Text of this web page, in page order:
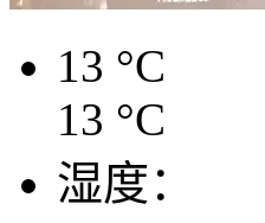
13 °C
13 °C
湿度：